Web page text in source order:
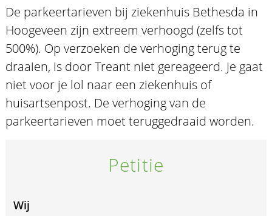
De parkeertarieven bij ziekenhuis Bethesda in
Hoogeveen zijn extreem verhoogd (zelfs tot
500%). Op verzoeken de verhoging terug te
draaien, is door Treant niet gereageerd. Je gaat
niet voor je lol naar een ziekenhuis of
huisartsenpost. De verhoging van de
parkeertarieven moet teruggedraaid worden.
Petitie
Wij